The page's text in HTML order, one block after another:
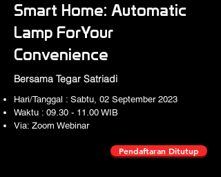
Smart Home: Automatic
Lamp ForYour
Convenience
Bersama Tegar Satriadi
Hari/Tanggal : Sabtu, 02 September 2023
Waktu : 09.30 - 11.00 WIB
Via: Zoom Webinar
Pendaftaran Ditutup